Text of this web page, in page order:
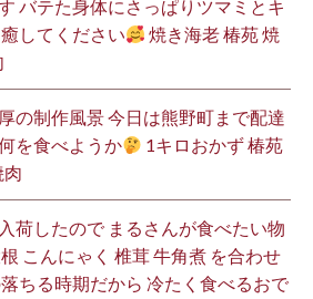
バテた身体にさっぱりツマミとキ
してください
焼き海老 椿苑 焼
の制作風景 今日は熊野町まで配達
を食べようか
1キロおかず 椿苑
肉
荷したので まるさんが食べたい物
こんにゃく 椎茸 牛角煮 を合わせ
ちる時期だから 冷たく食べるおで